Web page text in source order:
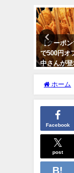
【クーポ
で500円オ
中さんが登
ホーム
Facebook
post